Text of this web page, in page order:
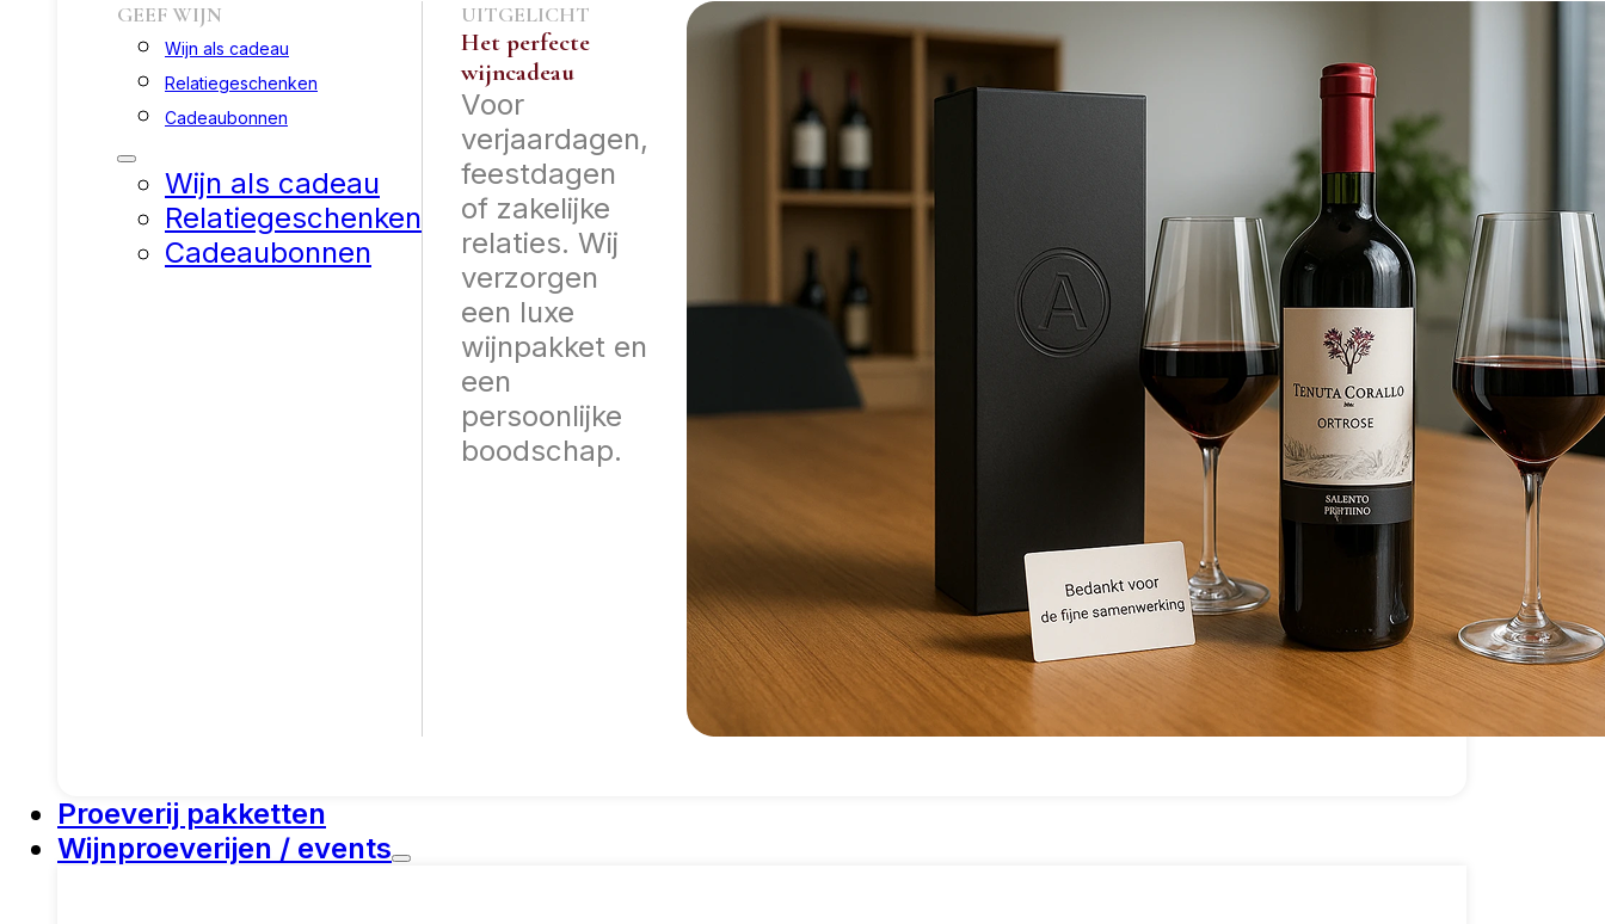
GEEF WIJN
Wijn als cadeau
Relatiegeschenken
Cadeaubonnen
Wijn als cadeau
Relatiegeschenken
Cadeaubonnen
UITGELICHT
Het perfecte
wijncadeau
Voor
verjaardagen,
feestdagen
of zakelijke
relaties. Wij
verzorgen
een luxe
wijnpakket en
een
persoonlijke
boodschap.
Proeverij pakketten
Wijnproeverijen / events